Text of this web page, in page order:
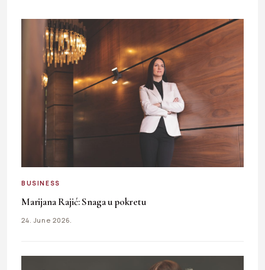
BUSINESS
Marijana Rajić: Snaga u pokretu
24. June 2026.